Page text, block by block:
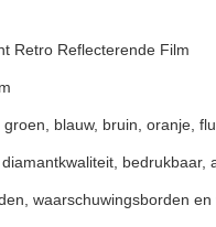
Retro Reflecterende Film
blauw, bruin, oranje,
bedrukbaar,
waarschuwingsborden